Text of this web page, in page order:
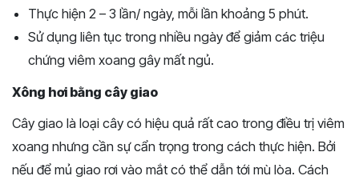
Thực hiện 2 – 3 lần/ ngày, mỗi lần khoảng 5 phút.
Sử dụng liên tục trong nhiều ngày để giảm các triệu
chứng viêm xoang gây mất ngủ.
Xông hơi bằng cây giao
Cây giao là loại cây có hiệu quả rất cao trong điều trị viêm
xoang nhưng cần sự cẩn trọng trong cách thực hiện. Bởi
nếu để mủ giao rơi vào mắt có thể dẫn tới mù lòa. Cách